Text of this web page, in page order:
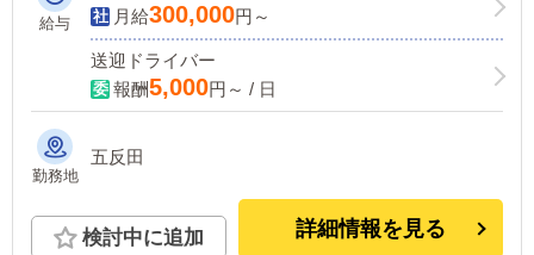
給与
月給300,000円～
送迎ドライバー
報酬5,000円～ / 日
勤務地
五反田
検討中に追加 詳細情報を見る